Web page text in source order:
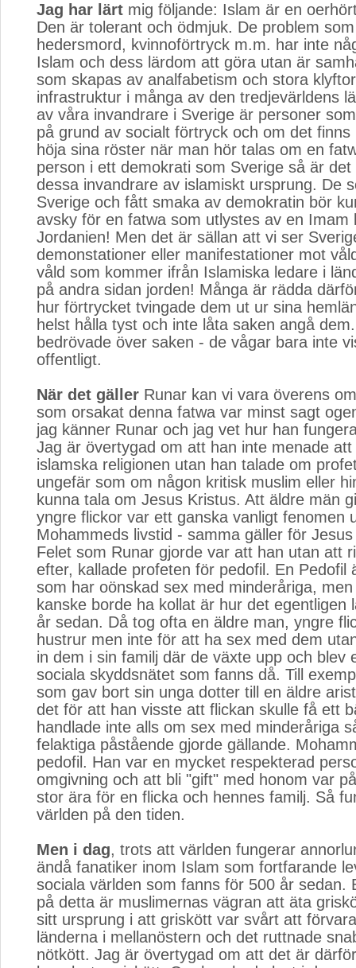
Jag har lärt mig följande: Islam är en
Den är tolerant och ödmjuk. De problem
hedersmord, kvinnoförtryck m.m. har inte
Islam och dess lärdom att göra utan är
som skapas av analfabetism och stora
infrastruktur i många av den tredjevärldens
av våra invandrare i Sverige är personer
på grund av socialt förtryck och om det
höja sina röster när man hör talas om en
person i ett demokrati som Sverige så är det
dessa invandrare av islamiskt ursprung. De
Sverige och fått smaka av demokratin bör
avsky för en fatwa som utlystes av en Imam
Jordanien! Men det är sällan att vi ser
demonstationer eller manifestationer mot
våld som kommer ifrån Islamiska ledare i
på andra sidan jorden! Många är rädda
hur förtrycket tvingade dem ut ur sina
helst hålla tyst och inte låta saken angå
bedrövade över saken - de vågar bara inte
offentligt.
När det gäller Runar kan vi vara överens
som orsakat denna fatwa var minst sagt
jag känner Runar och jag vet hur han
Jag är övertygad om att han inte menade
islamska religionen utan han talade om
ungefär som om någon kritisk muslim eller
kunna tala om Jesus Kristus. Att äldre män
yngre flickor var ett ganska vanligt fenomen
Mohammeds livstid - samma gäller för
Felet som Runar gjorde var att han utan att
efter, kallade profeten för pedofil. En Pedofil
som har oönskad sex med minderåriga,
kanske borde ha kollat är hur det egentligen
år sedan. Då tog ofta en äldre man, yngre
hustrur men inte för att ha sex med dem
in dem i sin familj där de växte upp och blev
sociala skyddsnätet som fanns då. Till
som gav bort sin unga dotter till en äldre
det för att han visste att flickan skulle få ett
handlade inte alls om sex med minderåriga
felaktiga påstående gjorde gällande.
pedofil. Han var en mycket respekterad
omgivning och att bli "gift" med honom var
stor ära för en flicka och hennes familj. Så
världen på den tiden.
Men i dag, trots att världen fungerar
ändå fanatiker inom Islam som fortfarande
sociala världen som fanns för 500 år sedan.
på detta är muslimernas vägran att äta
sitt ursprung i att griskött var svårt att
länderna i mellanöstern och det ruttnade
nötkött. Jag är övertygad om att det är